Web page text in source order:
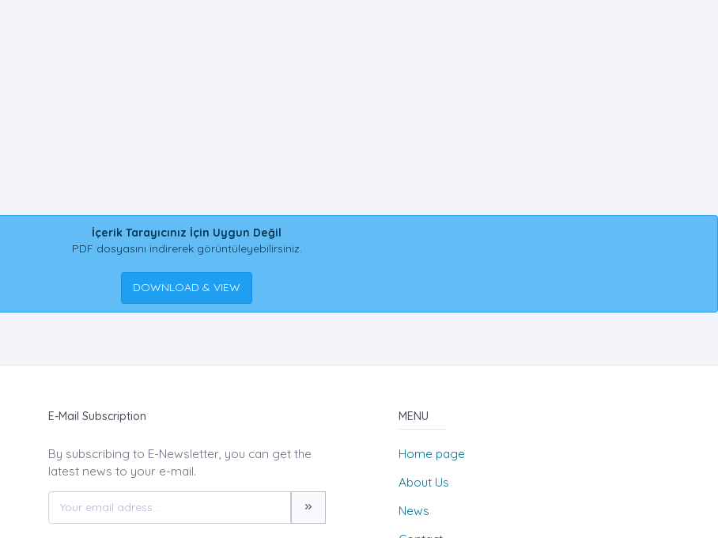
İçerik Tarayıcınız İçin Uygun Değil
PDF dosyasını indirerek görüntüleyebilirsiniz.
DOWNLOAD & VIEW
E-Mail Subscription
By subscribing to E-Newsletter, you can get the
latest news to your e-mail.
MENU
Home page
About Us
News